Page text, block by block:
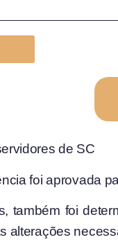
de SC
foi aprovada
também foi
alterações